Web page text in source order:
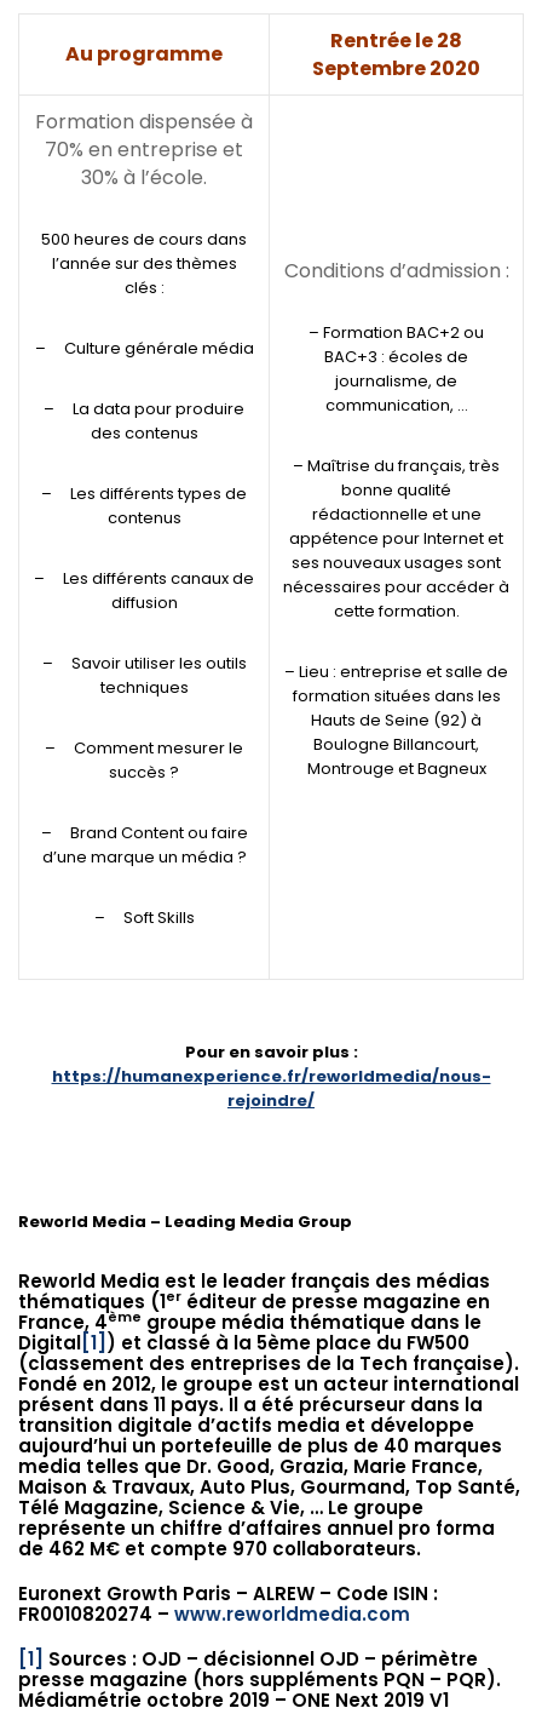
Au programme
Rentrée le 28
Septembre 2020
Formation dispensée à
70% en entreprise et
30% à l’école.
500 heures de cours dans
l’année sur des thèmes
clés :
– Culture générale média
– La data pour produire
des contenus
– Les différents types de
contenus
– Les différents canaux de
diffusion
– Savoir utiliser les outils
techniques
– Comment mesurer le
succès ?
– Brand Content ou faire
d’une marque un média ?
– Soft Skills
Conditions d’admission :
– Formation BAC+2 ou
BAC+3 : écoles de
journalisme, de
communication, …
– Maîtrise du français, très
bonne qualité
rédactionnelle et une
appétence pour Internet et
ses nouveaux usages sont
nécessaires pour accéder à
cette formation.
– Lieu : entreprise et salle de
formation situées dans les
Hauts de Seine (92) à
Boulogne Billancourt,
Montrouge et Bagneux
Pour en savoir plus :
https://humanexperience.fr/reworldmedia/nous-
rejoindre/
Reworld Media – Leading Media Group
Reworld Media est le leader français des médias
thématiques (1er éditeur de presse magazine en
France, 4ème groupe média thématique dans le
Digital [1] ) et classé à la 5ème place du FW500
(classement des entreprises de la Tech française).
Fondé en 2012, le groupe est un acteur international
présent dans 11 pays. Il a été précurseur dans la
transition digitale d’actifs media et développe
aujourd’hui un portefeuille de plus de 40 marques
media telles que Dr. Good, Grazia, Marie France,
Maison & Travaux, Auto Plus, Gourmand, Top Santé,
Télé Magazine, Science & Vie, … Le groupe
représente un chiffre d’affaires annuel pro forma
de 462 M€ et compte 970 collaborateurs.
Euronext Growth Paris – ALREW – Code ISIN :
FR0010820274 – www.reworldmedia.com
[1]
Sources : OJD – décisionnel OJD – périmètre
presse magazine (hors suppléments PQN – PQR).
Médiamétrie octobre 2019 – ONE Next 2019 V1